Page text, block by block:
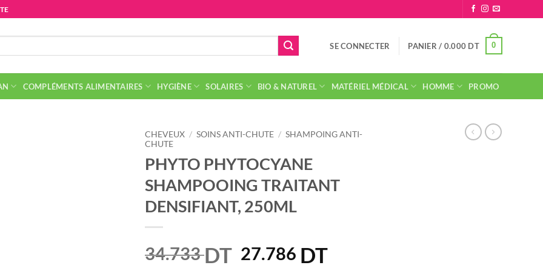
SE CONNECTER PANIER / 0.000 DT 0
COMPLÉMENTS ALIMENTAIRES HYGIÈNE SOLAIRES BIO & NATUREL MATÉRIEL MÉDICAL HOMME PROMO
CHEVEUX / SOINS ANTI-CHUTE / SHAMPOING ANTI-
CHUTE
PHYTO PHYTOCYANE
SHAMPOOING TRAITANT
DENSIFIANT, 250ML
34.733DT Le
27.786 DTLe